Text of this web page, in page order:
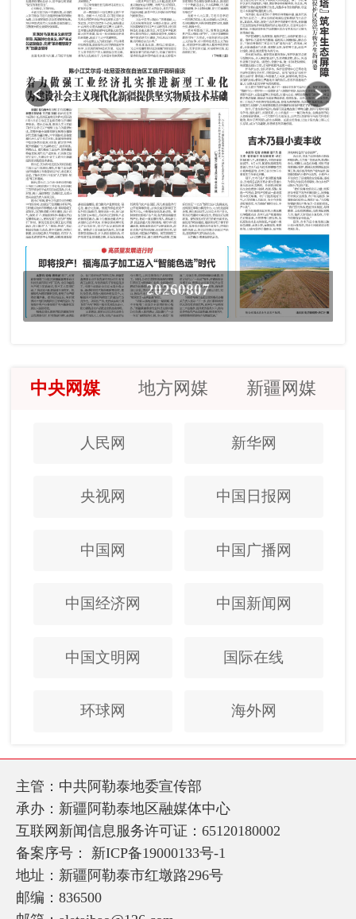
20260807
中央网媒 地方网媒 新疆网媒
人民网 新华网
央视网 中国日报网
中国网 中国广播网
中国经济网 中国新闻网
中国文明网 国际在线
环球网 海外网
主管：中共阿勒泰地委宣传部
承办：新疆阿勒泰地区融媒体中心
互联网新闻信息服务许可证：65120180002
备案序号： 新ICP备19000133号-1
地址：新疆阿勒泰市红墩路296号
邮编：836500